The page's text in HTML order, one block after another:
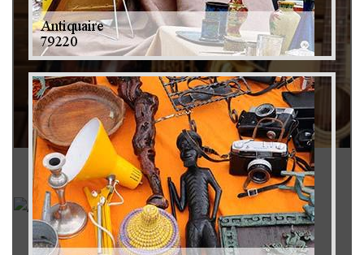
Rachat instrument de musique 79
Achat antiquité 79